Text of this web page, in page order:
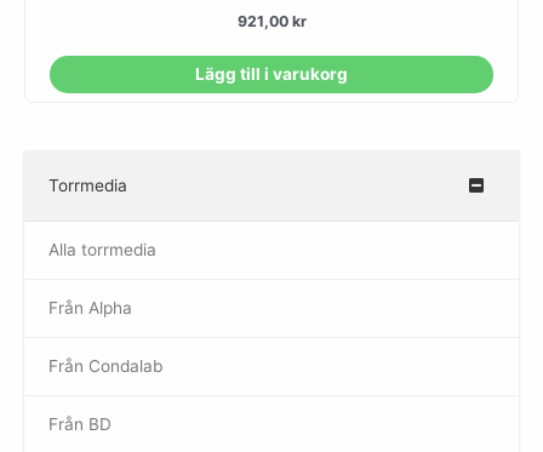
921,00 kr
Lägg till i varukorg
Torrmedia
–
Alla torrmedia
Från Alpha
–
Från Condalab
Från BD